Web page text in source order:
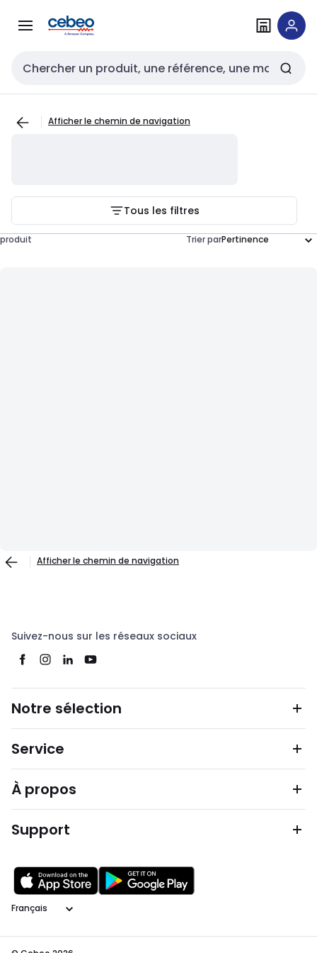
navigationau
Entrée de recherche
Afficher le chemin de navigation
Tous les filtres
produit Trier par
Afficher le chemin de navigation
Suivez-nous sur les réseaux sociaux
Notre sélection
Service
À propos
Support
Langage